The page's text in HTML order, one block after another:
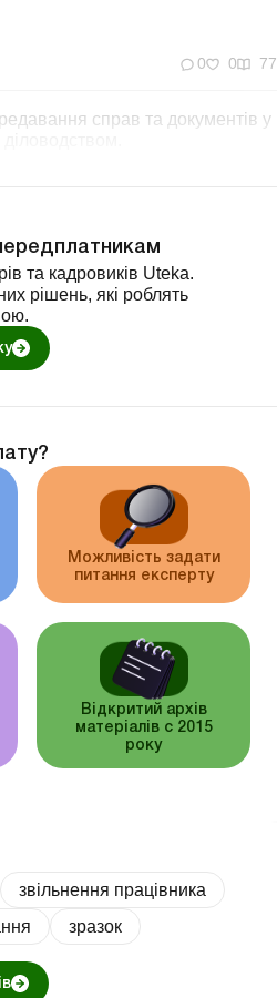
0 0 77
справ та документів у
та кадровиків Uteka.
рішень, які роблять
Можливість задати
питання експерту
Відкритий архів
матеріалів c 2015
року
звільнення працівника
зразок